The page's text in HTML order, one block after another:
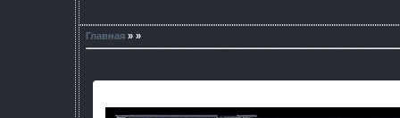
Главная » »